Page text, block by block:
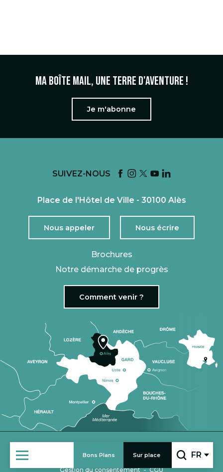
Bons Plans Sur place FR
Ma boîte mail, une terre d'aventure !
Je m'abonne
SUIVEZ-NOUS
Place de l'Hôtel de Ville - 30100 Alès
Nous appeler Nous écrire
Brochures
Notre démarche de progrès
Comment venir ?
Mentions légales - Politique de confidentialité -
Gestion du consentement - CGU